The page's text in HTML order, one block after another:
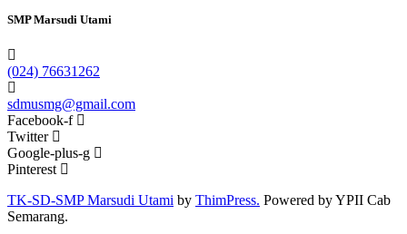
SMP Marsudi Utami
(024) 76631262
sdmusmg@gmail.com
Facebook-f
Twitter
Google-plus-g
Pinterest
TK-SD-SMP Marsudi Utami by ThimPress. Powered by YPII Cab
Semarang.